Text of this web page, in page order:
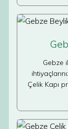
Gebze
Çelik Kapı